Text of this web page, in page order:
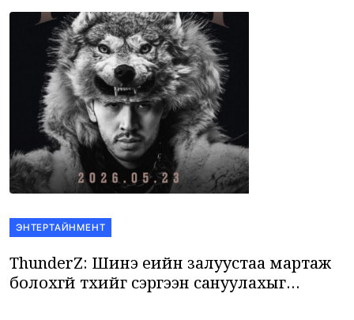
ЭНТЕРТАЙНМЕНТ
ThunderZ: Шинэ үеийн залуустаа мартаж
болохгүй түүхийг сэргээн сануулахыг